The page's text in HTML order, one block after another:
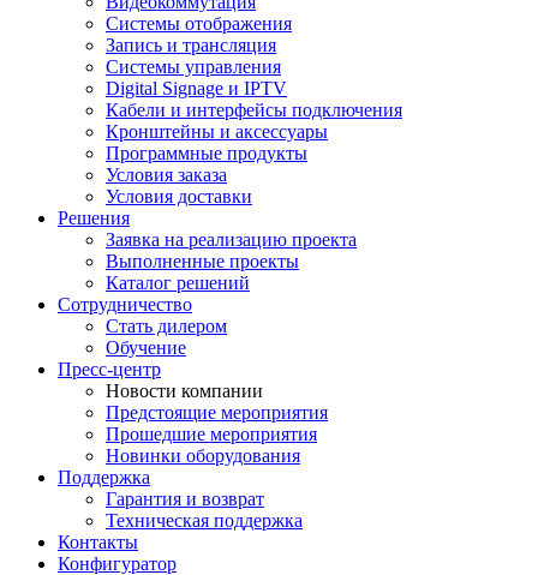
Системы отображения
Запись и трансляция
Системы управления
Digital Signage и IPTV
Кабели и интерфейсы подключения
Кронштейны и аксессуары
Программные продукты
Условия заказа
Условия доставки
Решения
Заявка на реализацию проекта
Выполненные проекты
Каталог решений
Сотрудничество
Стать дилером
Обучение
Пресс-центр
Новости компании
Предстоящие мероприятия
Прошедшие мероприятия
Новинки оборудования
Поддержка
Гарантия и возврат
Техническая поддержка
Контакты
Конфигуратор